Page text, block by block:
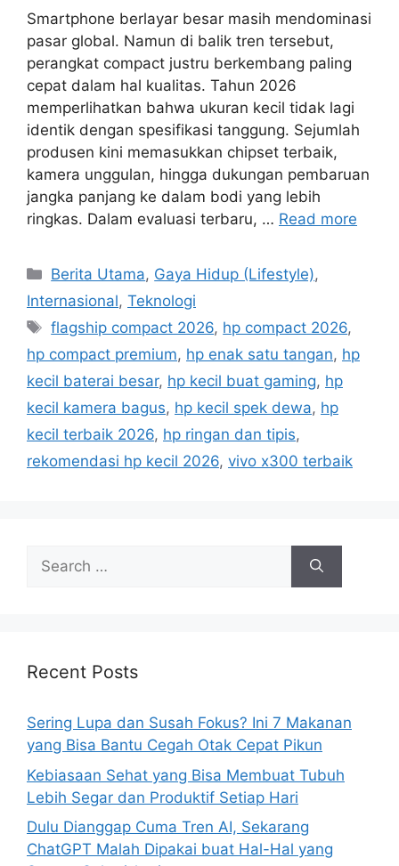
Smartphone berlayar besar masih mendominasi
pasar global. Namun di balik tren tersebut,
perangkat compact justru berkembang paling
cepat dalam hal kualitas. Tahun 2026
memperlihatkan bahwa ukuran kecil tidak lagi
identik dengan spesifikasi tanggung. Sejumlah
produsen kini memasukkan chipset terbaik,
kamera unggulan, hingga dukungan pembaruan
jangka panjang ke dalam bodi yang lebih
ringkas. Dalam evaluasi terbaru, … Read more
C
a
e
g
o
r
i
s
Berita Utama, Gaya Hidup (Lifestyle),
Internasional, Teknologi
T
a
s
flagship compact 2026, hp compact 2026,
hp compact premium, hp enak satu tangan, hp
kecil baterai besar, hp kecil buat gaming, hp
kecil kamera bagus, hp kecil spek dewa, hp
kecil terbaik 2026, hp ringan dan tipis,
rekomendasi hp kecil 2026, vivo x300 terbaik
h
r
:
Recent Posts
Sering Lupa dan Susah Fokus? Ini 7 Makanan
yang Bisa Bantu Cegah Otak Cepat Pikun
Kebiasaan Sehat yang Bisa Membuat Tubuh
Lebih Segar dan Produktif Setiap Hari
Dulu Dianggap Cuma Tren AI, Sekarang
ChatGPT Malah Dipakai buat Hal-Hal yang